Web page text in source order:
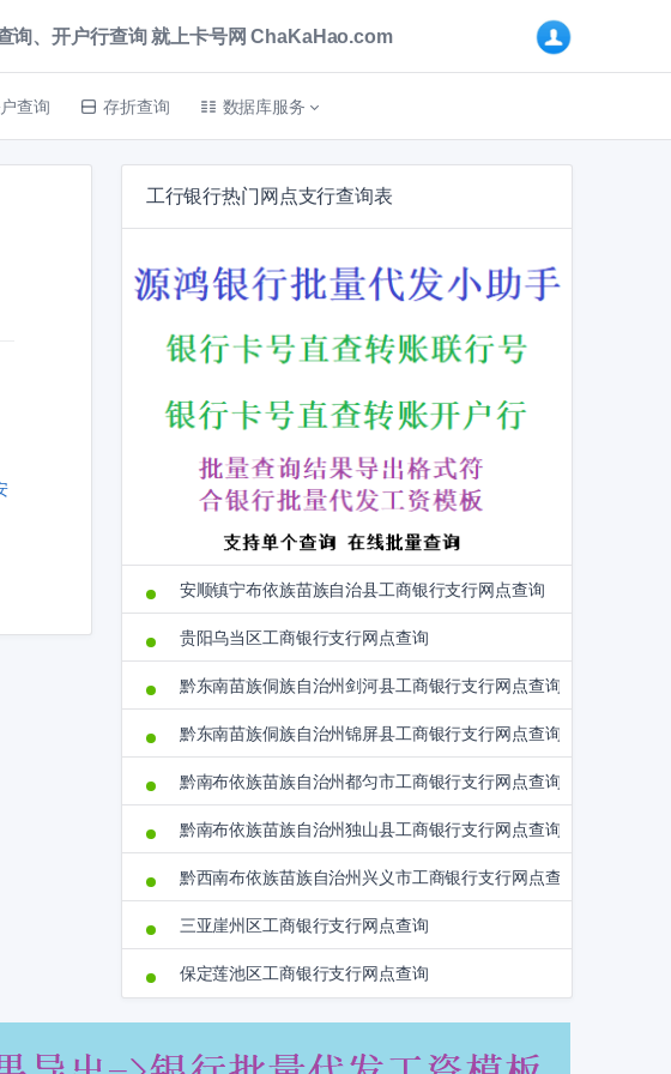
询、开户行查询 就上卡号网 ChaKaHao.com
查询 存折查询 数据库服务
工行银行热门网点支行查询表
安顺镇宁布依族苗族自治县工商银行支行网点查询
贵阳乌当区工商银行支行网点查询
黔东南苗族侗族自治州剑河县工商银行支行网点查询
黔东南苗族侗族自治州锦屏县工商银行支行网点查询
黔南布依族苗族自治州都匀市工商银行支行网点查询
黔南布依族苗族自治州独山县工商银行支行网点查询
黔西南布依族苗族自治州兴义市工商银行支行网点查询
三亚崖州区工商银行支行网点查询
保定莲池区工商银行支行网点查询